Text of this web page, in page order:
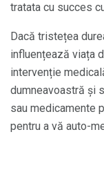
tratata cu succes
Dacă tristețea
influențează viața
intervenție
dumneavoastră și
sau medicamente
pentru a vă auto-